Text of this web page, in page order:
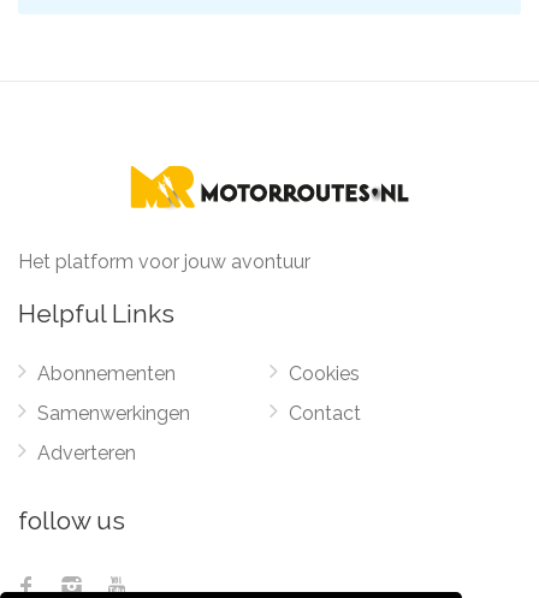
Het platform voor jouw avontuur
Helpful Links
Abonnementen
Samenwerkingen
Adverteren
Cookies
Contact
follow us